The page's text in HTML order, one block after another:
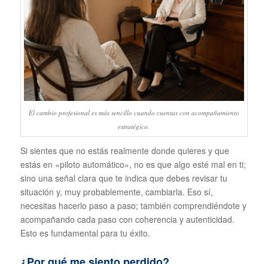
El cambio profesional es más sencillo cuando cuentas con acompañamiento
estratégico.
Si sientes que no estás realmente donde quieres y que
estás en «piloto automático», no es que algo esté mal en ti;
sino una señal clara que te indica que debes revisar tu
situación y, muy probablemente, cambiarla. Eso sí,
necesitas hacerlo paso a paso; también comprendiéndote y
acompañando cada paso con coherencia y autenticidad.
Esto es fundamental para tu éxito.